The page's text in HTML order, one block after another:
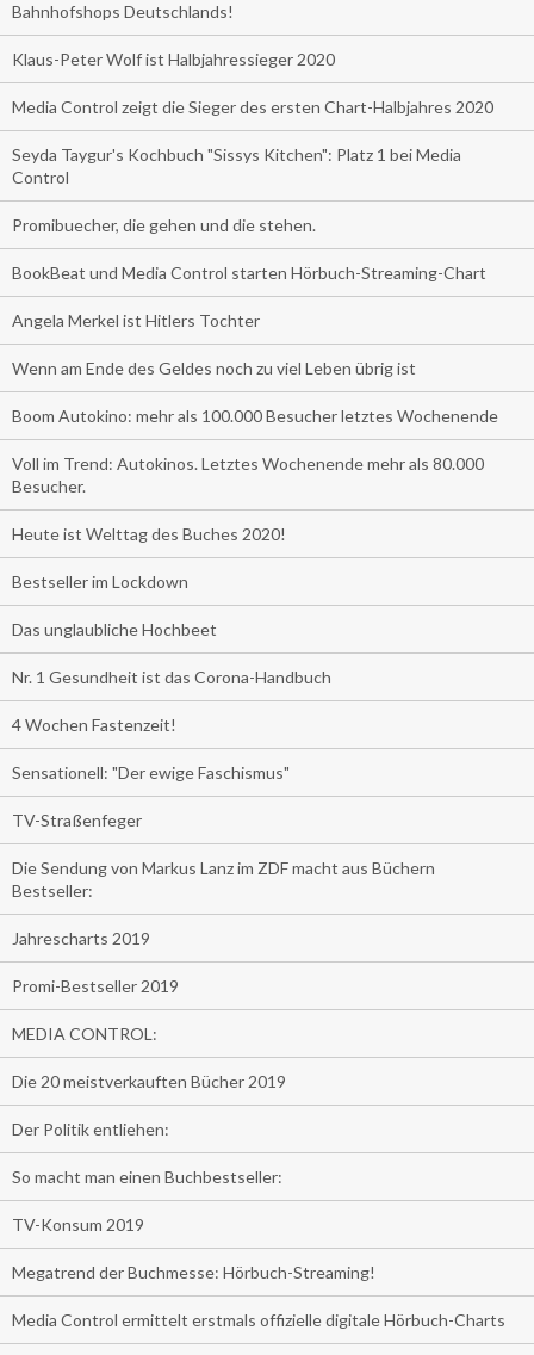
Bahnhofshops Deutschlands!
Klaus-Peter Wolf ist Halbjahressieger 2020
Media Control zeigt die Sieger des ersten Chart-Halbjahres 2020
Seyda Taygur's Kochbuch "Sissys Kitchen": Platz 1 bei Media
Control
Promibuecher, die gehen und die stehen.
BookBeat und Media Control starten Hörbuch-Streaming-Chart
Angela Merkel ist Hitlers Tochter
Wenn am Ende des Geldes noch zu viel Leben übrig ist
Boom Autokino: mehr als 100.000 Besucher letztes Wochenende
Voll im Trend: Autokinos. Letztes Wochenende mehr als 80.000
Besucher.
Heute ist Welttag des Buches 2020!
Bestseller im Lockdown
Das unglaubliche Hochbeet
Nr. 1 Gesundheit ist das Corona-Handbuch
4 Wochen Fastenzeit!
Sensationell: "Der ewige Faschismus"
TV-Straßenfeger
Die Sendung von Markus Lanz im ZDF macht aus Büchern
Bestseller:
Jahrescharts 2019
Promi-Bestseller 2019
MEDIA CONTROL:
Die 20 meistverkauften Bücher 2019
Der Politik entliehen:
So macht man einen Buchbestseller:
TV-Konsum 2019
Megatrend der Buchmesse: Hörbuch-Streaming!
Media Control ermittelt erstmals offizielle digitale Hörbuch-Charts